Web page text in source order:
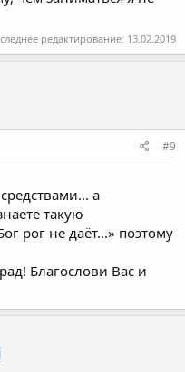
редактирование: 13.02.2019
#9
а
такую
рог не даёт...» поэтому
Благослови Вас и